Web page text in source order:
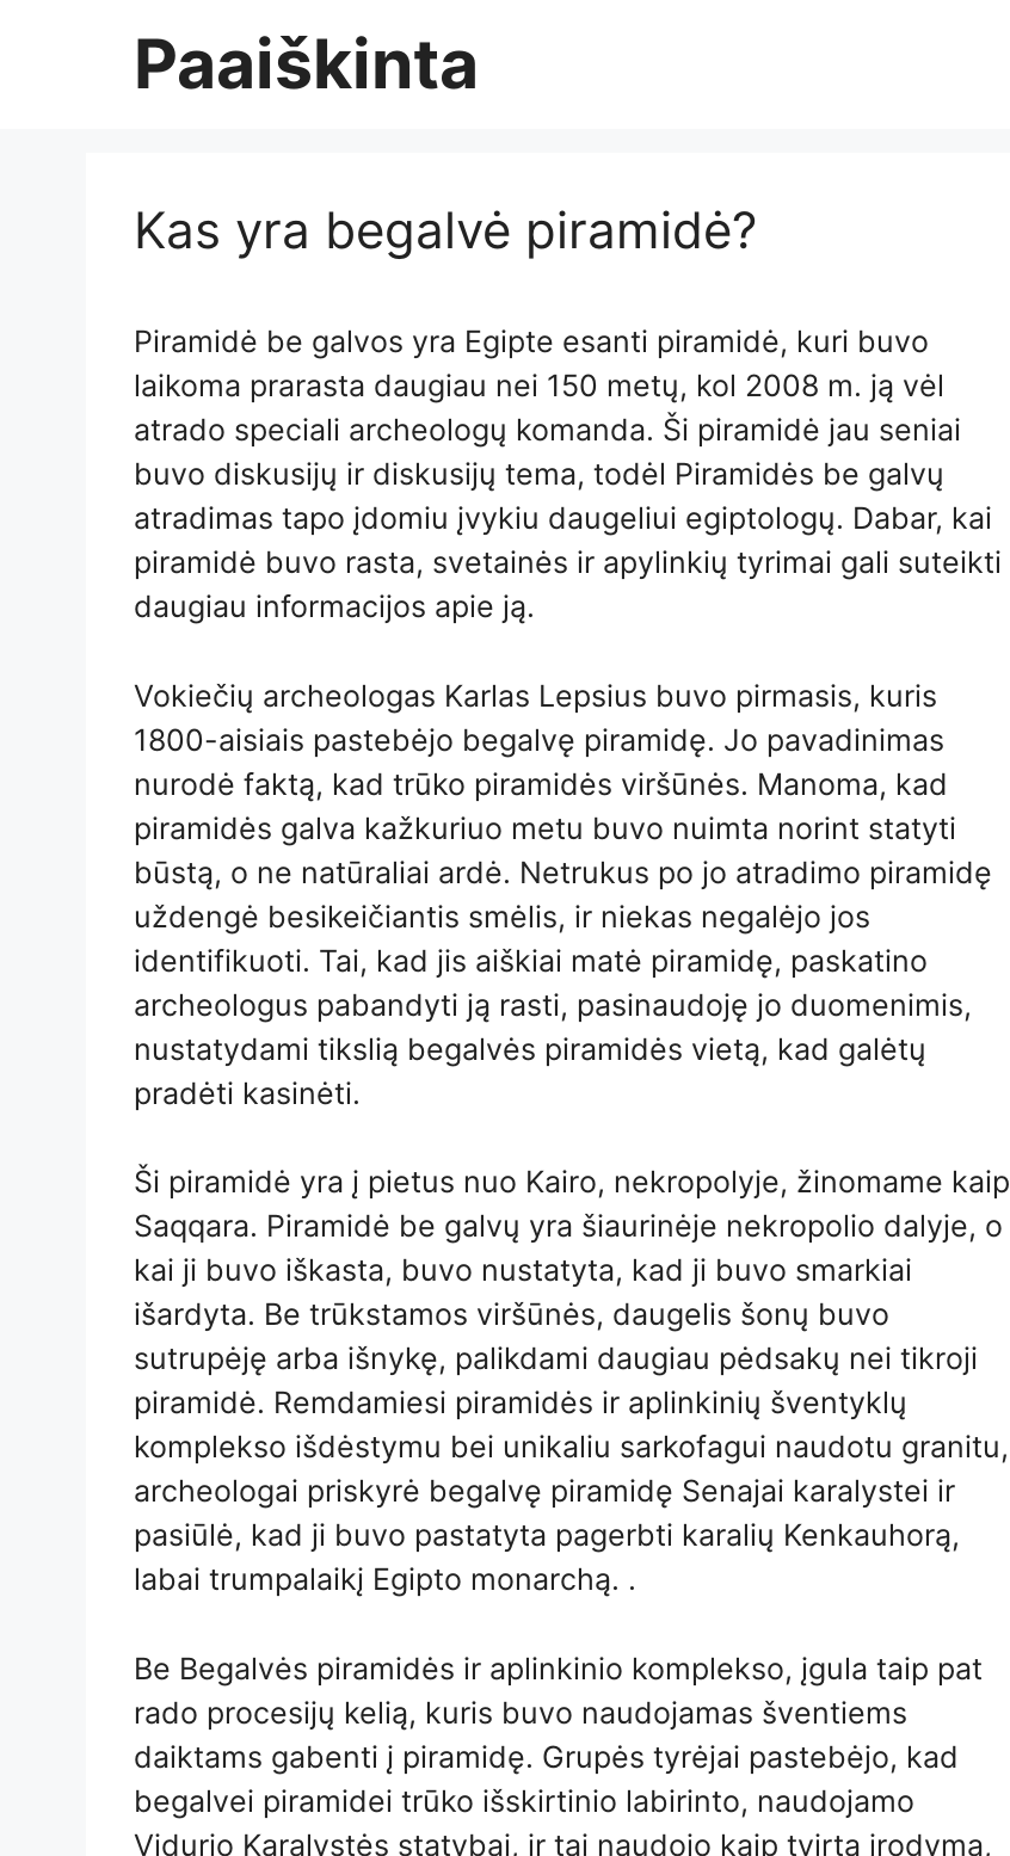
Paaiškinta
Kas yra begalvė piramidė?
Piramidė be galvos yra Egipte esanti piramidė, kuri buvo
laikoma prarasta daugiau nei 150 metų, kol 2008 m. ją vėl
atrado speciali archeologų komanda. Ši piramidė jau seniai
buvo diskusijų ir diskusijų tema, todėl Piramidės be galvų
atradimas tapo įdomiu įvykiu daugeliui egiptologų. Dabar, kai
piramidė buvo rasta, svetainės ir apylinkių tyrimai gali suteikti
daugiau informacijos apie ją.
Vokiečių archeologas Karlas Lepsius buvo pirmasis, kuris
1800-aisiais pastebėjo begalvę piramidę. Jo pavadinimas
nurodė faktą, kad trūko piramidės viršūnės. Manoma, kad
piramidės galva kažkuriuo metu buvo nuimta norint statyti
būstą, o ne natūraliai ardė. Netrukus po jo atradimo piramidę
uždengė besikeičiantis smėlis, ir niekas negalėjo jos
identifikuoti. Tai, kad jis aiškiai matė piramidę, paskatino
archeologus pabandyti ją rasti, pasinaudoję jo duomenimis,
nustatydami tikslią begalvės piramidės vietą, kad galėtų
pradėti kasinėti.
Ši piramidė yra į pietus nuo Kairo, nekropolyje, žinomame kaip
Saqqara. Piramidė be galvų yra šiaurinėje nekropolio dalyje, o
kai ji buvo iškasta, buvo nustatyta, kad ji buvo smarkiai
išardyta. Be trūkstamos viršūnės, daugelis šonų buvo
sutrupėję arba išnykę, palikdami daugiau pėdsakų nei tikroji
piramidė. Remdamiesi piramidės ir aplinkinių šventyklų
komplekso išdėstymu bei unikaliu sarkofagui naudotu granitu,
archeologai priskyrė begalvę piramidę Senajai karalystei ir
pasiūlė, kad ji buvo pastatyta pagerbti karalių Kenkauhorą,
labai trumpalaikį Egipto monarchą. .
Be Begalvės piramidės ir aplinkinio komplekso, įgula taip pat
rado procesijų kelią, kuris buvo naudojamas šventiems
daiktams gabenti į piramidę. Grupės tyrėjai pastebėjo, kad
begalvei piramidei trūko išskirtinio labirinto, naudojamo
Vidurio Karalystės statybai, ir tai naudojo kaip tvirtą įrodymą,